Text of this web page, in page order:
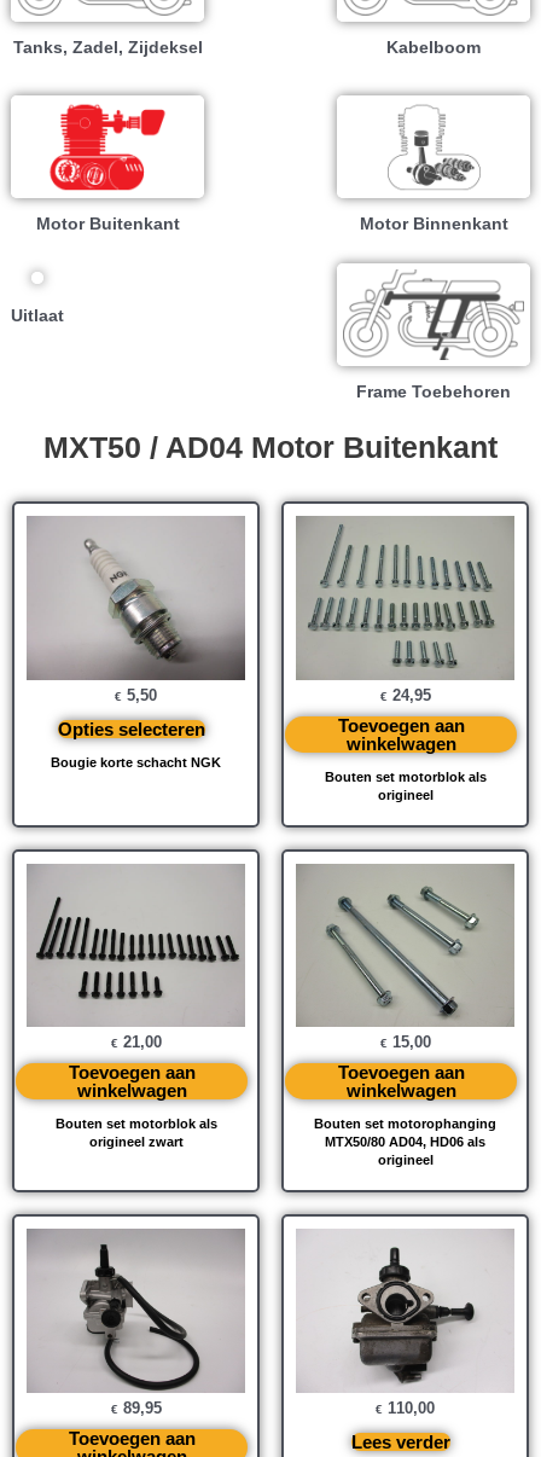
Tanks, Zadel, Zijdeksel Kabelboom
Motor Buitenkant Motor Binnenkant
Uitlaat
Frame Toebehoren
MXT50 / AD04 Motor Buitenkant
Bougie korte schacht NGK
€ 5,50
Opties selecteren
Bouten set motorblok als
origineel
€ 24,95
Toevoegen aan
winkelwagen
Bouten set motorblok als
origineel zwart
€ 21,00
Toevoegen aan
winkelwagen
Bouten set motorophanging
MTX50/80 AD04, HD06 als
origineel
€ 15,00
Toevoegen aan
winkelwagen
€ 89,95
Toevoegen aan
€ 110,00
Lees verder